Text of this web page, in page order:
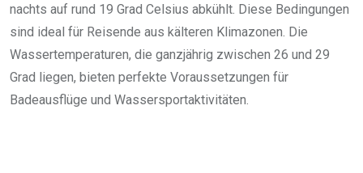
nachts auf rund 19 Grad Celsius abkühlt. Diese Bedingungen
sind ideal für Reisende aus kälteren Klimazonen. Die
Wassertemperaturen, die ganzjährig zwischen 26 und 29
Grad liegen, bieten perfekte Voraussetzungen für
Badeausflüge und Wassersportaktivitäten.